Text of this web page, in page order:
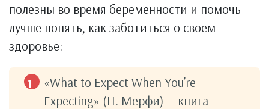
полезны во время беременности и помочь
лучше понять, как заботиться о своем
здоровье:
«What to Expect When You’re
Expecting» (Н. Мерфи) — книга-